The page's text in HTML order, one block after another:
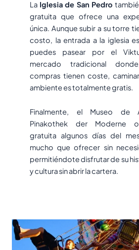
La Iglesia de San Pedro
gratuita que ofrece una
única. Aunque subir a su torre
costo, la entrada a la iglesia
puedes pasear por el
mercado tradicional
compras tienen coste,
ambiente es totalmente gratis.
Finalmente, el Museo de
Pinakothek der Moderne
gratuita algunos días del
mucho que ofrecer sin
permitiéndote disfrutar de su
y cultura sin abrir la cartera.